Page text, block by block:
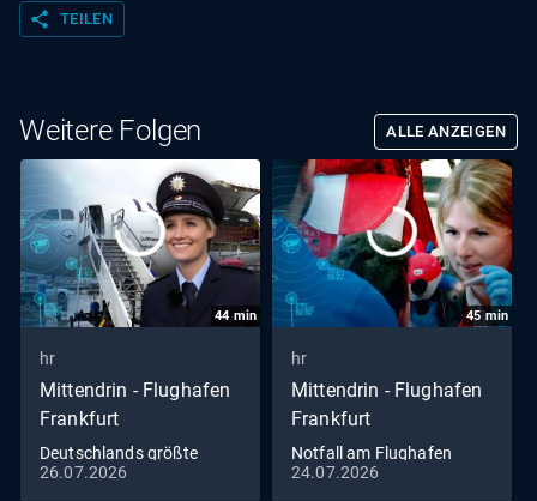
share TEILEN
Weitere Folgen ALLE ANZEIGEN
44 min
hr
Mittendrin - Flughafen
Frankfurt
Deutschlands größte
Polizeidienststelle (Teil 3) -
26.07.2026
45 min
hr
Mittendrin - Flughafen
Frankfurt
Notfall am Flughafen
24.07.2026